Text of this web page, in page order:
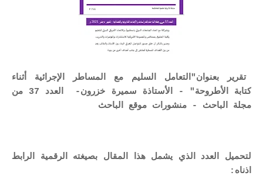
تقرير بعنوان"التعامل السليم مع المساطر الإجرائية أثناء
كتابة الأطروحة" - الأستاذة سميرة خزرون- العدد 37 من
مجلة الباحث - منشورات موقع الباحث
لتحميل العدد الذي يشمل هذا المقال بصيغته الرقمية الرابط
اذناه: